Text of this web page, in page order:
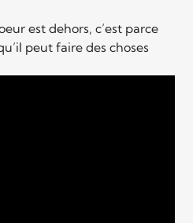
est dehors, c’est parce
peut faire des choses